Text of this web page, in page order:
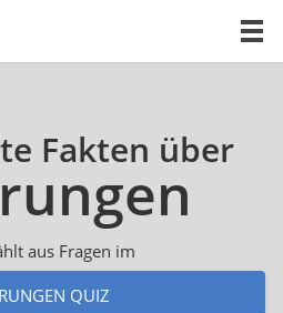
Fakten über
aus Fragen im
QUIZ